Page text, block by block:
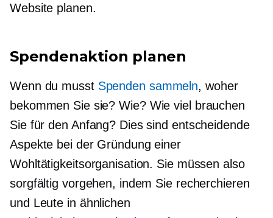
Website planen.
Spendenaktion planen
Wenn du musst Spenden sammeln, woher
bekommen Sie sie? Wie? Wie viel brauchen
Sie für den Anfang? Dies sind entscheidende
Aspekte bei der Gründung einer
Wohltätigkeitsorganisation. Sie müssen also
sorgfältig vorgehen, indem Sie recherchieren
und Leute in ähnlichen